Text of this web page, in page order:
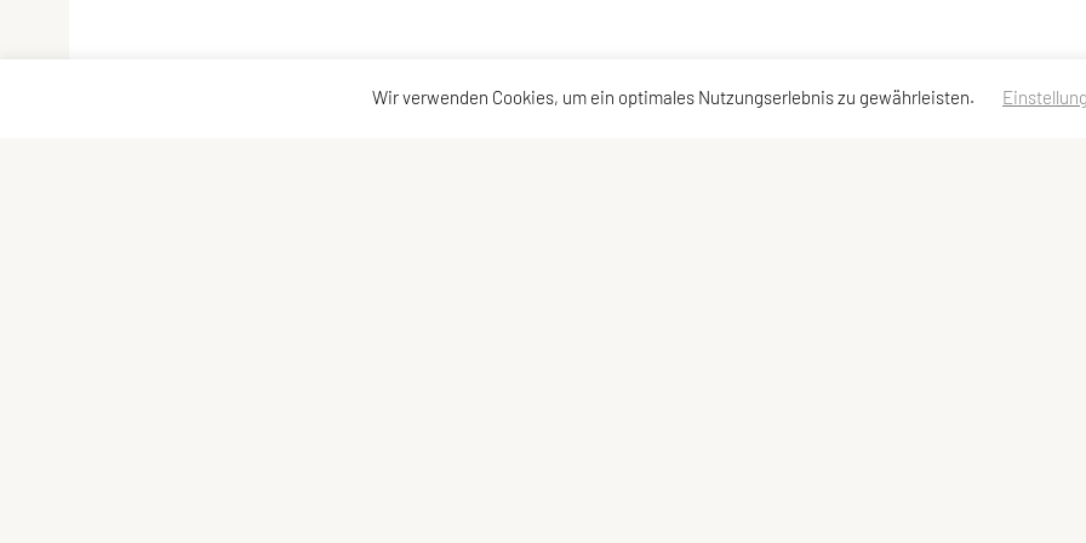
Wir verwenden Cookies, um ein optimales Nutzungserlebnis zu gewährleisten.